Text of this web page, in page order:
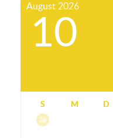
August 2026
10
S M D
26